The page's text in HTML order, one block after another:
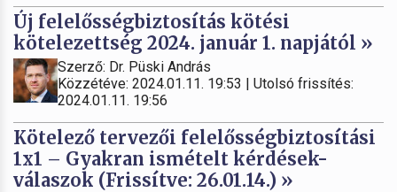
Új felelősségbiztosítás kötési
kötelezettség 2024. január 1. napjától »
Szerző: Dr. Püski András
Közzétéve: 2024.01.11. 19:53 | Utolsó frissítés:
2024.01.11. 19:56
Kötelező tervezői felelősségbiztosítási
1x1 – Gyakran ismételt kérdések-
válaszok (Frissítve: 26.01.14.) »